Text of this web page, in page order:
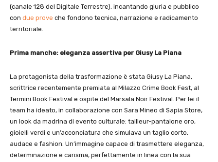
(canale 128 del Digitale Terrestre), incantando giuria e pubblico
con due prove che fondono tecnica, narrazione e radicamento
territoriale.
Prima manche: eleganza assertiva per Giusy La Piana
La protagonista della trasformazione è stata Giusy La Piana,
scrittrice recentemente premiata al Milazzo Crime Book Fest, al
Termini Book Festival e ospite del Marsala Noir Festival. Per lei il
team ha ideato, in collaborazione con Sara Mineo di Sapia Store,
un look da madrina di evento culturale: tailleur-pantalone oro,
gioielli verdi e un’acconciatura che simulava un taglio corto,
audace e fashion. Un’immagine capace di trasmettere eleganza,
determinazione e carisma, perfettamente in linea con la sua